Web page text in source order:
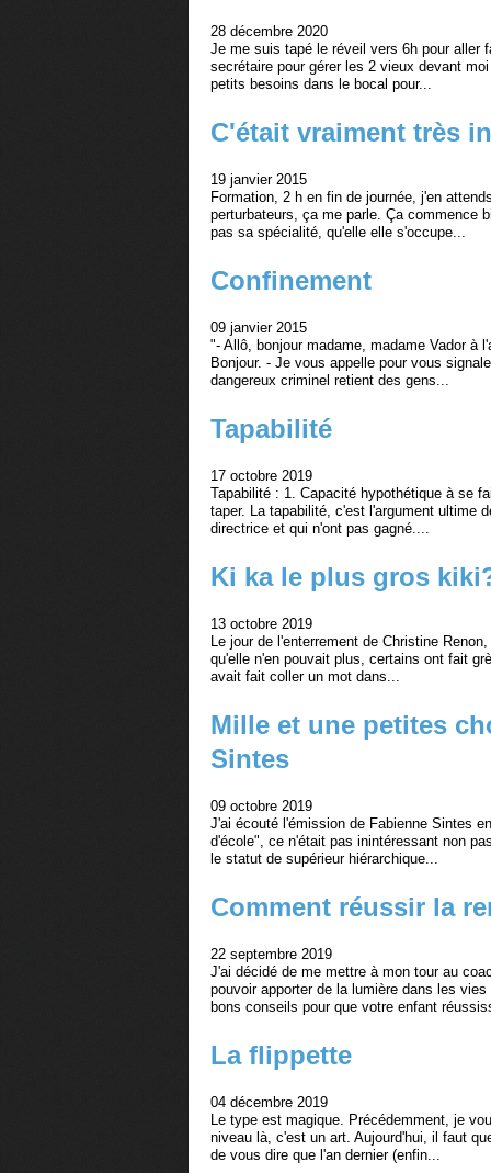
28 décembre 2020
Je me suis tapé le réveil vers 6h pour aller
secrétaire pour gérer les 2 vieux devant
petits besoins dans le bocal pour...
C'était vraiment très
19 janvier 2015
Formation, 2 h en fin de journée, j'en
perturbateurs, ça me parle. Ça commence
pas sa spécialité, qu'elle elle s'occupe...
Confinement
09 janvier 2015
"- Allô, bonjour madame, madame Vador à
Bonjour. - Je vous appelle pour vous
dangereux criminel retient des gens...
Tapabilité
17 octobre 2019
Tapabilité : 1. Capacité hypothétique à se
taper. La tapabilité, c'est l'argument ultime
directrice et qui n'ont pas gagné....
Ki ka le plus gros
13 octobre 2019
Le jour de l'enterrement de Christine
qu'elle n'en pouvait plus, certains ont fait
avait fait coller un mot dans...
Mille et une petites
Sintes
09 octobre 2019
J'ai écouté l'émission de Fabienne Sintes
d'école", ce n'était pas inintéressant non
le statut de supérieur hiérarchique...
Comment réussir la
22 septembre 2019
J'ai décidé de me mettre à mon tour au
pouvoir apporter de la lumière dans les
bons conseils pour que votre enfant
La flippette
04 décembre 2019
Le type est magique. Précédemment, je
niveau là, c'est un art. Aujourd'hui, il faut
de vous dire que l'an dernier (enfin...